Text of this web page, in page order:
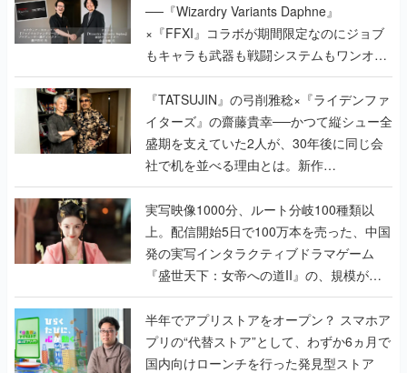
──『Wizardry Variants Daphne』
×『FFXI』コラボが期間限定なのにジョブ
もキャラも武器も戦闘システムもワンオフ
で作り込まれた理由を両ディレクターに聞
く
『TATSUJIN』の弓削雅稔×『ライデンファ
イターズ』の齋藤貴幸──かつて縦シュー全
盛期を支えていた2人が、30年後に同じ会
社で机を並べる理由とは。新作
『TATSUJIN EXTREME』で初タッグを組
んだレジェンド2人に訊く開発秘話
実写映像1000分、ルート分岐100種類以
上。配信開始5日で100万本を売った、中国
発の実写インタラクティブドラマゲーム
『盛世天下：女帝への道II』の、規模が違
うこだわりをプロデューサーに聞いた
半年でアプリストアをオープン？ スマホア
プリの“代替ストア”として、わずか6ヵ月で
国内向けローンチを行った発見型ストア